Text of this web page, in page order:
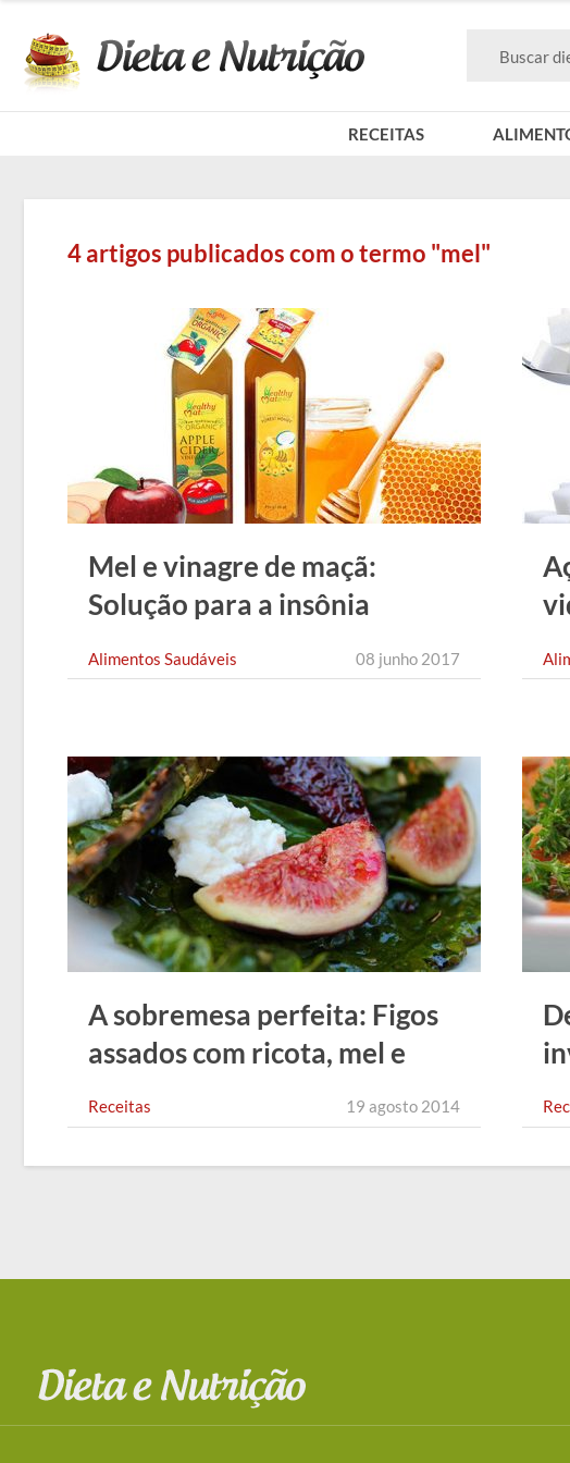
RECEITAS
4 artigos publicados com o termo "mel"
Mel e vinagre de maçã:
Solução para a insônia
Alimentos Saudáveis 08 junho 2017
A sobremesa perfeita: Figos
assados com ricota, mel e
Receitas 19 agosto 2014